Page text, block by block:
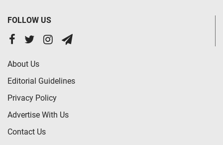
FOLLOW US
About Us
Editorial Guidelines
Privacy Policy
Advertise With Us
Contact Us